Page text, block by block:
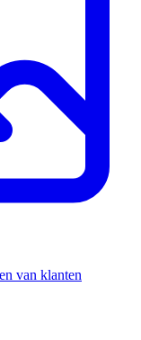
van klanten